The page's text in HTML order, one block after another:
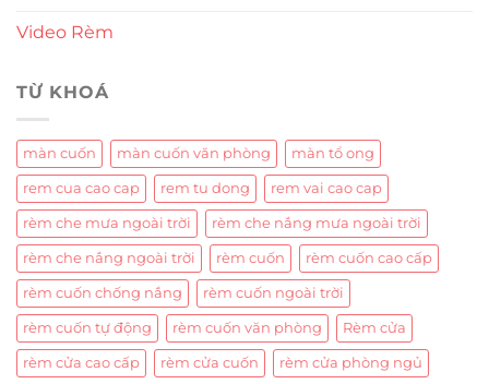
Video Rèm
TỪ KHOÁ
màn cuốn màn cuốn văn phòng màn tổ ong
rem cua cao cap rem tu dong rem vai cao cap
rèm che mưa ngoài trời rèm che nắng mưa ngoài trời
rèm che nắng ngoài trời rèm cuốn rèm cuốn cao cấp
rèm cuốn chống nắng rèm cuốn ngoài trời
rèm cuốn tự động rèm cuốn văn phòng Rèm cửa
rèm cửa cao cấp rèm cửa cuốn rèm cửa phòng ngủ